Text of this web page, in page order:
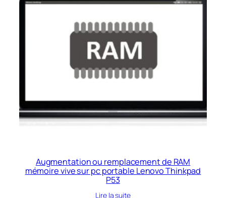
Augmentation ou remplacement de RAM
mémoire vive sur pc portable Lenovo Thinkpad
P53
Lire la suite